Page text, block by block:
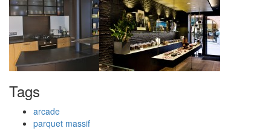
Tags
arcade
parquet massif